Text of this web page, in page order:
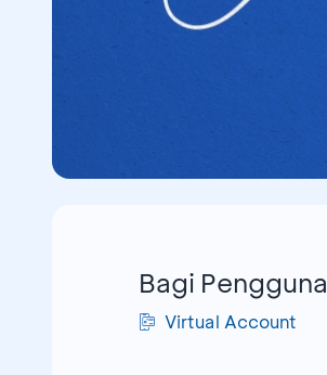
Bagi Pengguna
Virtual Account